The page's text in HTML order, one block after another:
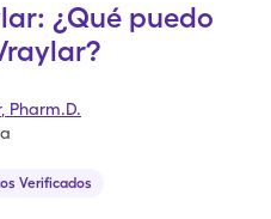
¿Qué puedo
, Pharm.D.
Verificados